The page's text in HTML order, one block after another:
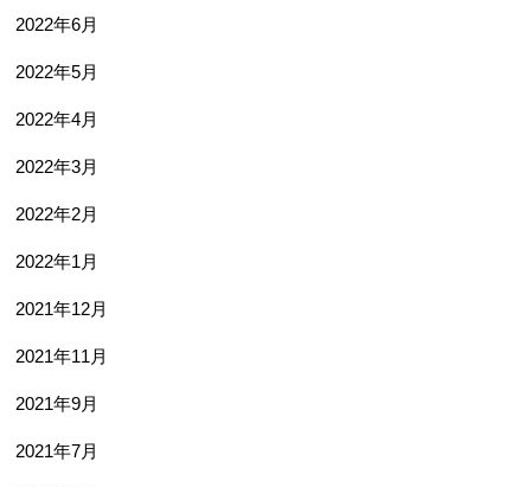
2022年6月
2022年5月
2022年4月
2022年3月
2022年2月
2022年1月
2021年12月
2021年11月
2021年9月
2021年7月